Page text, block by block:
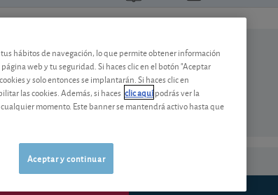
esta semana
hábitos de navegación, lo que permite obtener información
web y tu seguridad. Si haces clic en el botón "Aceptar
y solo entonces se implantarán. Si haces clic en
las cookies. Además, si haces clic aquípodrás ver la
momento. Este banner se mantendrá activo hasta que
Aceptar y continuar